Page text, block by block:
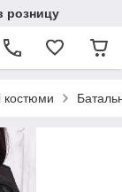
розницу
костюми